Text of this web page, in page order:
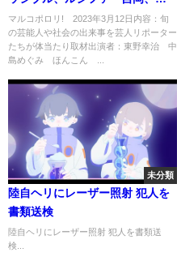
ぬ 3月12日
マルコポロリ! 2023年3月12日内容：旬
の芸能人や社会の出来事を芸人リポーター
たちが体当たり取材出演者：東野幸治 中
島めぐみ ほんこん ...
未分類
陸自ヘリにレーザー照射 犯人を
書類送検
陸自ヘリにレーザー照射 犯人を書類送
検...